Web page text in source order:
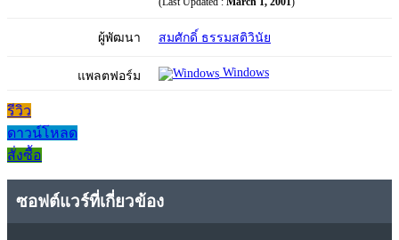
ผู้พัฒนา สมศักดิ์ ธรรมสติวินัย
แพลตฟอร์ม Windows
รีวิว
ดาวน์โหลด
สั่งซื้อ
ซอฟต์แวร์ที่เกี่ยวข้อง